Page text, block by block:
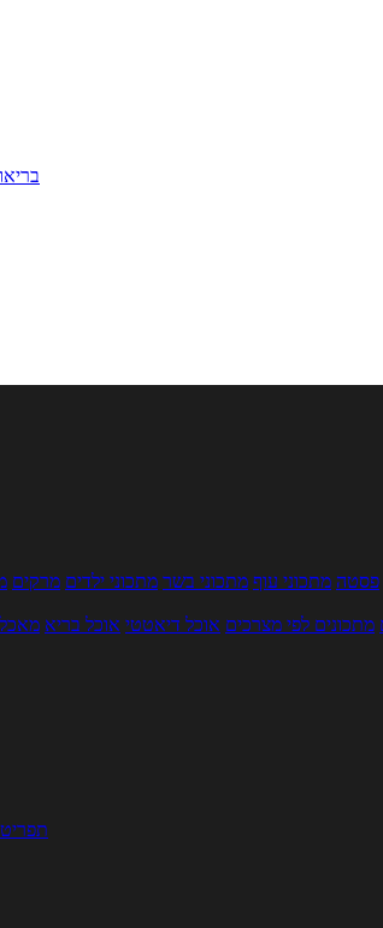
פסטה מתכוני עוף מתכוני בשר מתכוני ילדים מרקים
מתכונים לפי מצרכים אוכל דיאטטי אוכל בריא